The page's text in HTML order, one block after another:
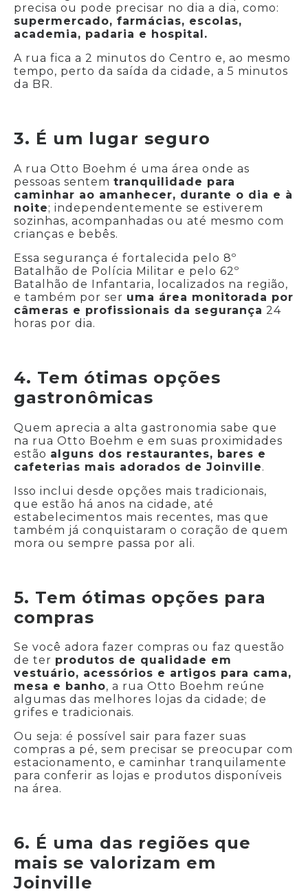
precisa ou pode precisar no dia a dia, como:
supermercado, farmácias, escolas,
academia, padaria e hospital.
A rua fica a 2 minutos do Centro e, ao mesmo
tempo, perto da saída da cidade, a 5 minutos
da BR.
3. É um lugar seguro
A rua Otto Boehm é uma área onde as
pessoas sentem tranquilidade para
caminhar ao amanhecer, durante o dia e à
noite; independentemente se estiverem
sozinhas, acompanhadas ou até mesmo com
crianças e bebês.
Essa segurança é fortalecida pelo 8º
Batalhão de Polícia Militar e pelo 62º
Batalhão de Infantaria, localizados na região,
e também por ser uma área monitorada por
câmeras e profissionais da segurança 24
horas por dia.
4. Tem ótimas opções
gastronômicas
Quem aprecia a alta gastronomia sabe que
na rua Otto Boehm e em suas proximidades
estão alguns dos restaurantes, bares e
cafeterias mais adorados de Joinville.
Isso inclui desde opções mais tradicionais,
que estão há anos na cidade, até
estabelecimentos mais recentes, mas que
também já conquistaram o coração de quem
mora ou sempre passa por ali.
5. Tem ótimas opções para
compras
Se você adora fazer compras ou faz questão
de ter produtos de qualidade em
vestuário, acessórios e artigos para cama,
mesa e banho, a rua Otto Boehm reúne
algumas das melhores lojas da cidade; de
grifes e tradicionais.
Ou seja: é possível sair para fazer suas
compras a pé, sem precisar se preocupar com
estacionamento, e caminhar tranquilamente
para conferir as lojas e produtos disponíveis
na área.
6. É uma das regiões que
mais se valorizam em
Joinville